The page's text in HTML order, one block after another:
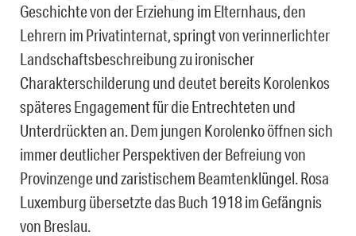
Geschichte von der Erziehung im Elternhaus, den
Lehrern im Privatinternat, springt von verinnerlichter
Landschaftsbeschreibung zu ironischer
Charakterschilderung und deutet bereits Korolenkos
späteres Engagement für die Entrechteten und
Unterdrückten an. Dem jungen Korolenko öffnen sich
immer deutlicher Perspektiven der Befreiung von
Provinzenge und zaristischem Beamtenklüngel. Rosa
Luxemburg übersetzte das Buch 1918 im Gefängnis
von Breslau.